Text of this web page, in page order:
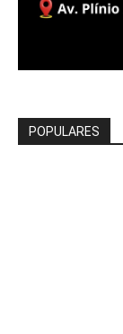
POPULARES